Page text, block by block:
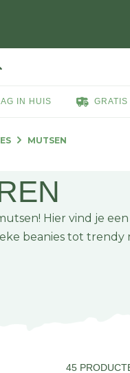
IN HUIS
MUTSEN
Hier vind je
beanies tot
45